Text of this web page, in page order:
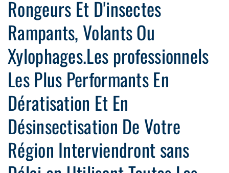
Rongeurs Et D'insectes
Rampants, Volants Ou
Xylophages.Les professionnels
Les Plus Performants En
Dératisation Et En
Désinsectisation De Votre
Région Interviendront sans